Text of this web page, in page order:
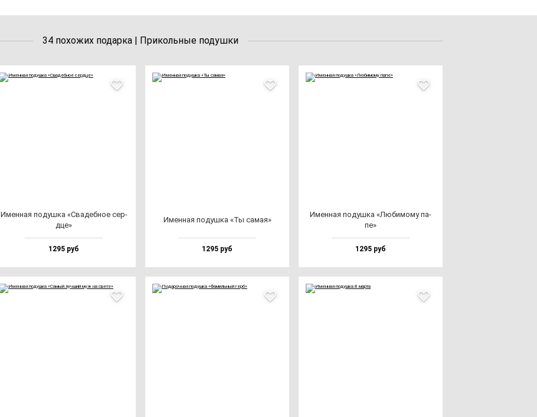
34 похожих подарка | Прикольные подушки
Имен­ная по­душ­ка «Сва­деб­ное сер­
дце»
1295 руб
Имен­ная по­душ­ка «Ты са­мая»
1295 руб
Имен­ная по­душ­ка «Люби­мо­му па­
пе»
1295 руб